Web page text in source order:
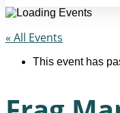
« All Events
This event has